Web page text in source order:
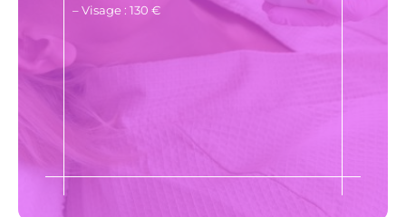
– Visage : 130 €